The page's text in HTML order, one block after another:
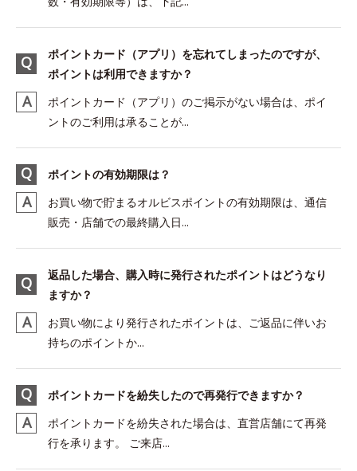
ポイントカード（アプリ）を忘れてしまったのですが、
ポイントは利用できますか？
ポイントカード（アプリ）のご掲示がない場合は、ポイ
ントのご利用は承ることが...
ポイントの有効期限は？
お買い物で貯まるオルビスポイントの有効期限は、通信
販売・店舗での最終購入日...
返品した場合、購入時に発行されたポイントはどうなり
ますか？
お買い物により発行されたポイントは、ご返品に伴いお
持ちのポイントか...
ポイントカードを紛失したので再発行できますか？
ポイントカードを紛失された場合は、直営店舗にて再発
行を承ります。 ご来店...